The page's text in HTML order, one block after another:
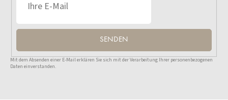
SENDEN
Mit dem Absenden einer E-Mail erklären Sie sich mit der Verarbeitung Ihrer personenbezogenen
Daten einverstanden.